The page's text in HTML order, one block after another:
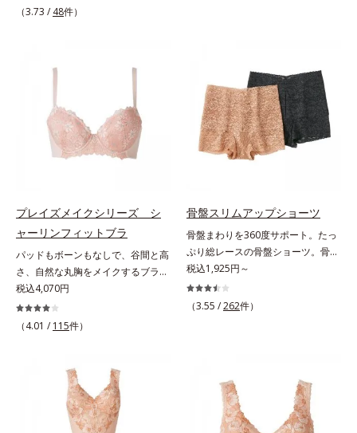
のボディを美しく魅せる」という発
で、そげ胸に自然な丸みをメイク。
も段差すっきり。タイトなニットで
もキレイに着こなせる「大人美ライ
ン」に変わります。
（3.73 / 48件）
ストは折り返し仕様で、くいこみな
くラクなはきごこちです。
プレイズメイクシリーズ シ
ャーリンフィットブラ
パッドもボーンもなしで、谷間と高
さ、自然な丸胸をメイクするブラ。
体とブラが一体になる新感覚で、自
然な丸胸メイク「ありのままの自分
で美しくなる」という思想の「プレ
どの矯正ツールを使わずに、どんな
胸にも「谷間と高さとキレイな丸
み」をメイクします。オフィス服か
らTシャツまで使えるマルチなブラ
税込4,070円
（4.01 / 115件）
骨盤スリムアップショーツ
骨盤まわりを360度サポート。たっ
ぷり総レースの骨盤ショーツ。骨盤
まわりに、キュッと気持ちいい引き
締めを実感はきやすい。動きやす
い。よく伸びてここちいいフィット
字型パワーネットと立体的なパター
ンで丸みをメイクします。M～LLの
3サイズをご用意しています。
税込1,925円～
（3.55 /262件）